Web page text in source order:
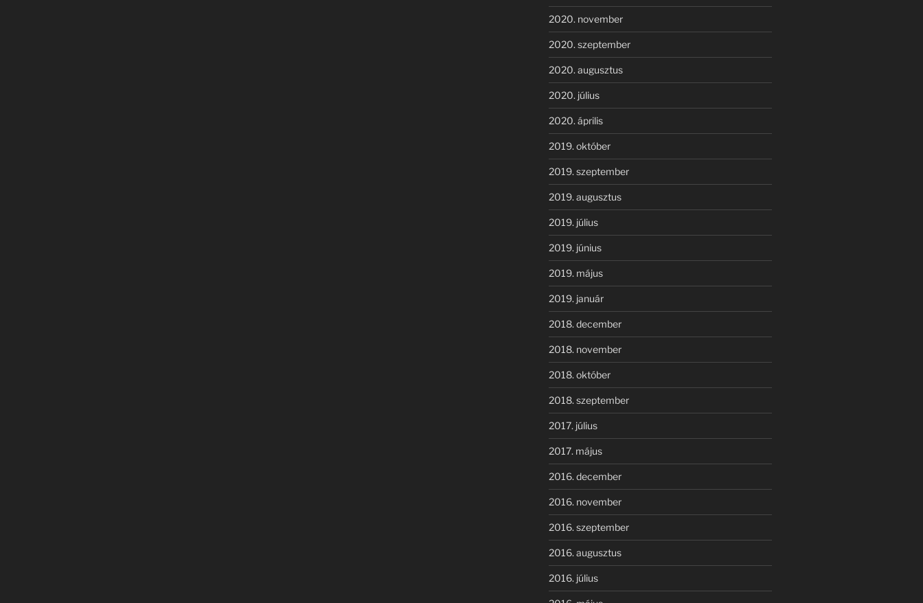
2020. november
2020. szeptember
2020. augusztus
2020. július
2020. április
2019. október
2019. szeptember
2019. augusztus
2019. július
2019. június
2019. május
2019. január
2018. december
2018. november
2018. október
2018. szeptember
2017. július
2017. május
2016. december
2016. november
2016. szeptember
2016. augusztus
2016. július